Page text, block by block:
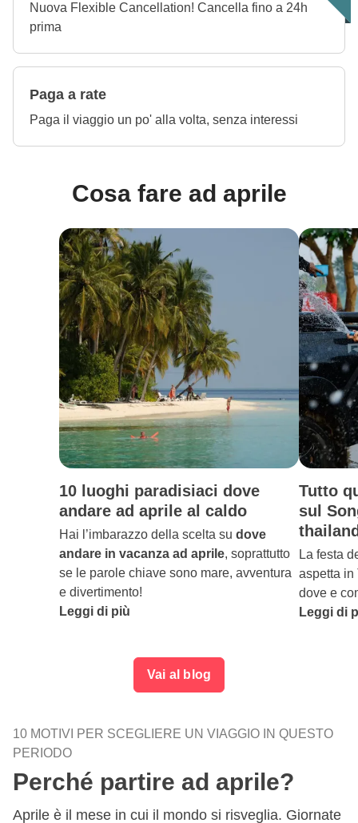
Nuova Flexible Cancellation! Cancella fino a 24h
prima
Paga a rate
Paga il viaggio un po' alla volta, senza interessi
Cosa fare ad aprile
10 luoghi paradisiaci dove
andare ad aprile al caldo
Hai l’imbarazzo della scelta su dove
andare in vacanza ad aprile, soprattutto
se le parole chiave sono mare, avventura
e divertimento!
Leggi di più
Tutto
sul
La festa
aspetta in
dove e
Leggi di
Vai al blog
10 MOTIVI PER SCEGLIERE UN VIAGGIO IN QUESTO
PERIODO
Perché partire ad aprile?
Aprile è il mese in cui il mondo si risveglia. Giornate